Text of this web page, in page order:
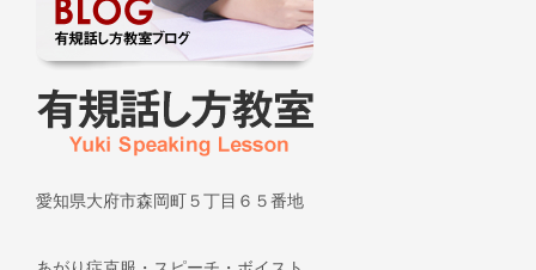
愛知県大府市森岡町５丁目６５番地